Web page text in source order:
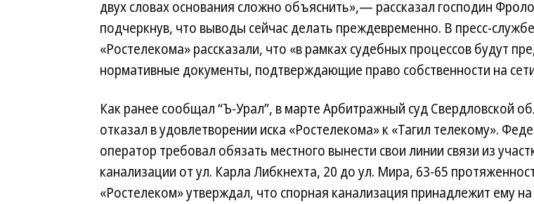
двух словах основания сложно объяснить»,— рассказал господин
подчеркнув, что выводы сейчас делать преждевременно. В пресс-службе
«Ростелекома» рассказали, что «в рамках судебных процессов будут
нормативные документы, подтверждающие право собственности на
Как ранее сообщал “Ъ-Урал”, в марте Арбитражный суд Свердловской
отказал в удовлетворении иска «Ростелекома» к «Тагил телекому».
оператор требовал обязать местного вынести свои линии связи из
канализации от ул. Карла Либкнехта, 20 до ул. Мира, 63-65
«Ростелеком» утверждал, что спорная канализация принадлежит ему